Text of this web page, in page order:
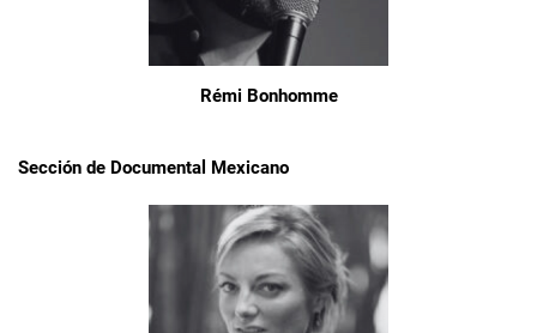
Rémi Bonhomme
Sección de Documental Mexicano